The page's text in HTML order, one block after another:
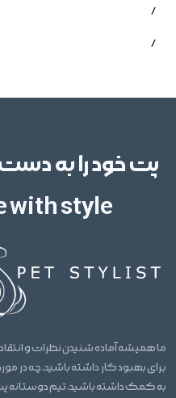
/
/
پت خود را به
with style
ما همیشه آماده شنیدن نظرات و
برای بهبود کار داشته باشید، چه در
به کمک داشته باشید، تیم دوستانه